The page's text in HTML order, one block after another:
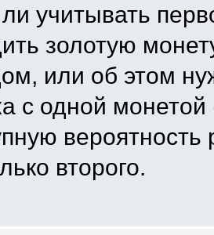
учитывать
золотую
или об этом
с одной
второго.